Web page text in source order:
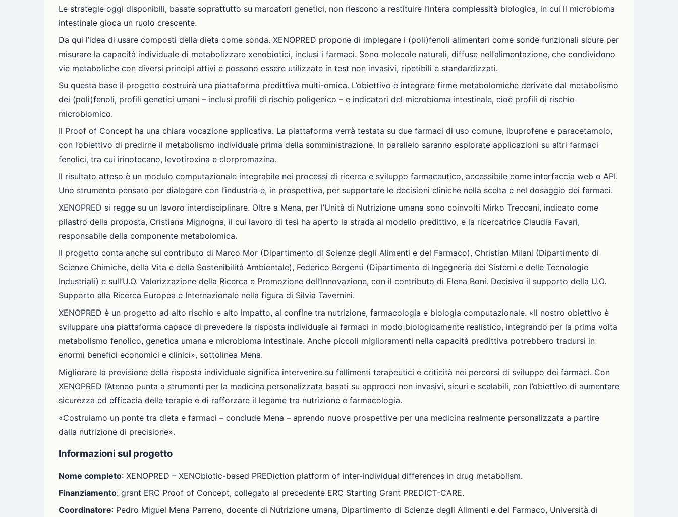
Le strategie oggi disponibili, basate soprattutto su marcatori genetici, non riescono a restituire l’intera complessità biologica, in cui il microbioma
intestinale gioca un ruolo crescente.
Da qui l’idea di usare composti della dieta come sonda. XENOPRED propone di impiegare i (poli)fenoli alimentari come sonde funzionali sicure per
misurare la capacità individuale di metabolizzare xenobiotici, inclusi i farmaci. Sono molecole naturali, diffuse nell’alimentazione, che condividono
vie metaboliche con diversi principi attivi e possono essere utilizzate in test non invasivi, ripetibili e standardizzati.
Su questa base il progetto costruirà una piattaforma predittiva multi-omica. L’obiettivo è integrare firme metabolomiche derivate dal metabolismo
dei (poli)fenoli, profili genetici umani – inclusi profili di rischio poligenico – e indicatori del microbioma intestinale, cioè profili di rischio
microbiomico.
Il Proof of Concept ha una chiara vocazione applicativa. La piattaforma verrà testata su due farmaci di uso comune, ibuprofene e paracetamolo,
con l’obiettivo di predirne il metabolismo individuale prima della somministrazione. In parallelo saranno esplorate applicazioni su altri farmaci
fenolici, tra cui irinotecano, levotiroxina e clorpromazina.
Il risultato atteso è un modulo computazionale integrabile nei processi di ricerca e sviluppo farmaceutico, accessibile come interfaccia web o API.
Uno strumento pensato per dialogare con l’industria e, in prospettiva, per supportare le decisioni cliniche nella scelta e nel dosaggio dei farmaci.
XENOPRED si regge su un lavoro interdisciplinare. Oltre a Mena, per l’Unità di Nutrizione umana sono coinvolti Mirko Treccani, indicato come
pilastro della proposta, Cristiana Mignogna, il cui lavoro di tesi ha aperto la strada al modello predittivo, e la ricercatrice Claudia Favari,
responsabile della componente metabolomica.
Il progetto conta anche sul contributo di Marco Mor (Dipartimento di Scienze degli Alimenti e del Farmaco), Christian Milani (Dipartimento di
Scienze Chimiche, della Vita e della Sostenibilità Ambientale), Federico Bergenti (Dipartimento di Ingegneria dei Sistemi e delle Tecnologie
Industriali) e sull’U.O. Valorizzazione della Ricerca e Promozione dell’Innovazione, con il contributo di Elena Boni. Decisivo il supporto della U.O.
Supporto alla Ricerca Europea e Internazionale nella figura di Silvia Tavernini.
XENOPRED è un progetto ad alto rischio e alto impatto, al confine tra nutrizione, farmacologia e biologia computazionale. «Il nostro obiettivo è
sviluppare una piattaforma capace di prevedere la risposta individuale ai farmaci in modo biologicamente realistico, integrando per la prima volta
metabolismo fenolico, genetica umana e microbioma intestinale. Anche piccoli miglioramenti nella capacità predittiva potrebbero tradursi in
enormi benefici economici e clinici», sottolinea Mena.
Migliorare la previsione della risposta individuale significa intervenire su fallimenti terapeutici e criticità nei percorsi di sviluppo dei farmaci. Con
XENOPRED l’Ateneo punta a strumenti per la medicina personalizzata basati su approcci non invasivi, sicuri e scalabili, con l’obiettivo di aumentare
sicurezza ed efficacia delle terapie e di rafforzare il legame tra nutrizione e farmacologia.
«Costruiamo un ponte tra dieta e farmaci – conclude Mena – aprendo nuove prospettive per una medicina realmente personalizzata a partire
dalla nutrizione di precisione».
Informazioni sul progetto
Nome completo: XENOPRED – XENObiotic-based PREDiction platform of inter-individual differences in drug metabolism.
Finanziamento: grant ERC Proof of Concept, collegato al precedente ERC Starting Grant PREDICT-CARE.
Coordinatore: Pedro Miguel Mena Parreno, docente di Nutrizione umana, Dipartimento di Scienze degli Alimenti e del Farmaco, Università di